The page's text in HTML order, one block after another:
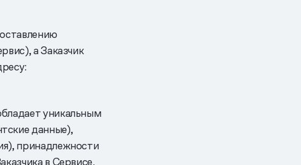
а Заказчик
уникальным
данные),
принадлежности
в Сервисе.